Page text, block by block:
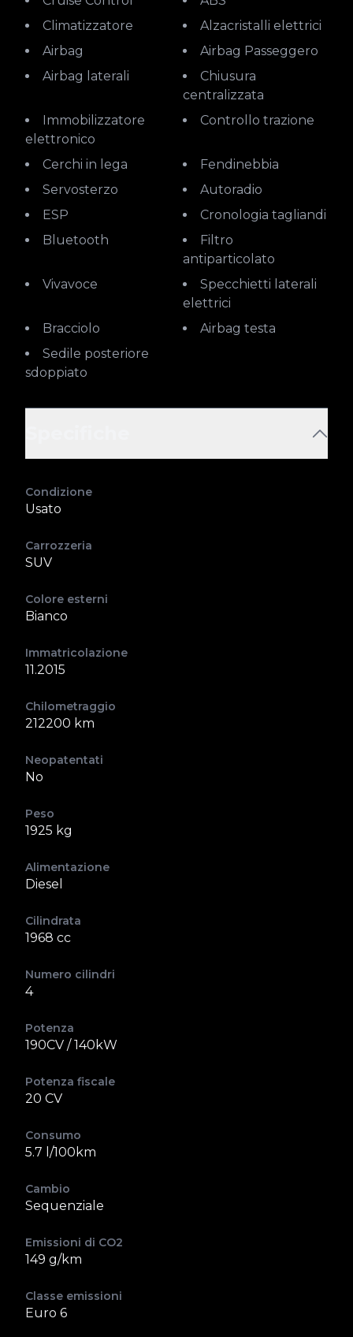
Climatizzatore
Alzacristalli elettrici
Airbag
Airbag Passeggero
Airbag laterali
Chiusura
centralizzata
Immobilizzatore
elettronico
Controllo trazione
Cerchi in lega
Fendinebbia
Servosterzo
Autoradio
ESP
Cronologia tagliandi
Bluetooth
Filtro
antiparticolato
Vivavoce
Specchietti laterali
elettrici
Bracciolo
Airbag testa
Sedile posteriore
sdoppiato
Condizione
Usato
Carrozzeria
SUV
Colore esterni
Bianco
Immatricolazione
11.2015
Chilometraggio
212200 km
Neopatentati
No
Peso
1925 kg
Alimentazione
Diesel
Cilindrata
1968 cc
Numero cilindri
4
Potenza
190CV / 140kW
Potenza fiscale
20 CV
Consumo
5.7 l/100km
Cambio
Sequenziale
Emissioni di CO2
149 g/km
Classe emissioni
Euro 6